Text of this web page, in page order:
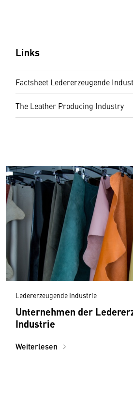
Links
Factsheet Ledererzeugende
The Leather Producing Industry
Ledererzeugende Industrie
Unternehmen der
Industrie
Weiterlesen